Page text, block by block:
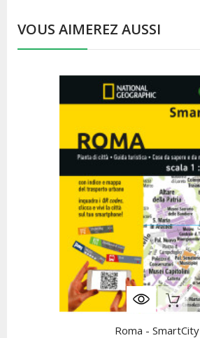
VOUS AIMEREZ AUSSI
Roma - SmartCity